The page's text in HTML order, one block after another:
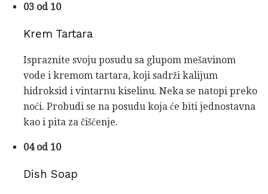
03 od 10
Krem Tartara
Ispraznite svoju posudu sa glupom mešavinom
vode i kremom tartara, koji sadrži kalijum
hidroksid i vintarnu kiselinu. Neka se natopi preko
noći. Probudi se na posudu koja će biti jednostavna
kao i pita za čišćenje.
04 od 10
Dish Soap